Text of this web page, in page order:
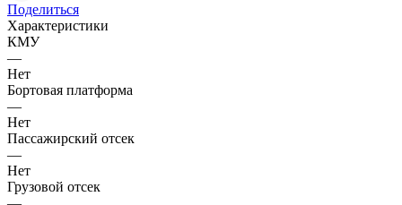
Поделиться
Характеристики
КМУ
—
Нет
Бортовая платформа
—
Нет
Пассажирский отсек
—
Нет
Грузовой отсек